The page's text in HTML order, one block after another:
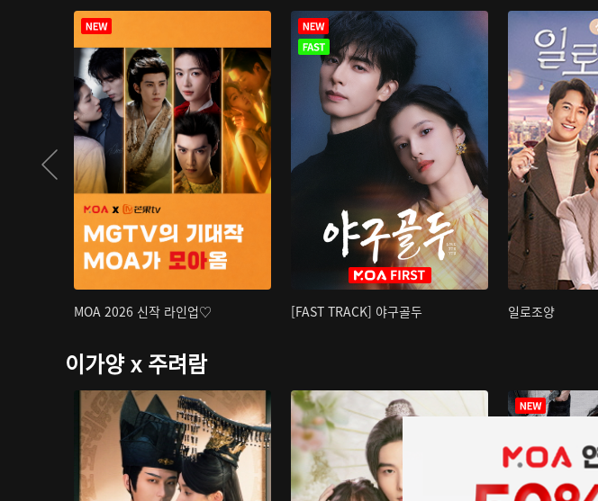
MOA 2026 신작 라인업♡ [FAST TRACK] 야구골두 일로조양
이가양 x 주려람